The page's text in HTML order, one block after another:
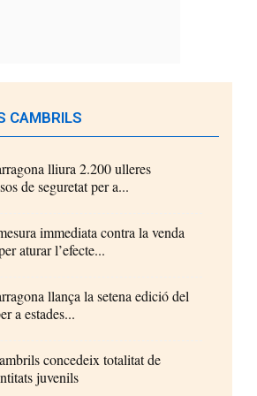
CAMBRILS
lliura 2.200 ulleres
de seguretat per a...
immediata contra la venda
aturar l’efecte...
llança la setena edició del
a estades...
concedeix totalitat de
juvenils